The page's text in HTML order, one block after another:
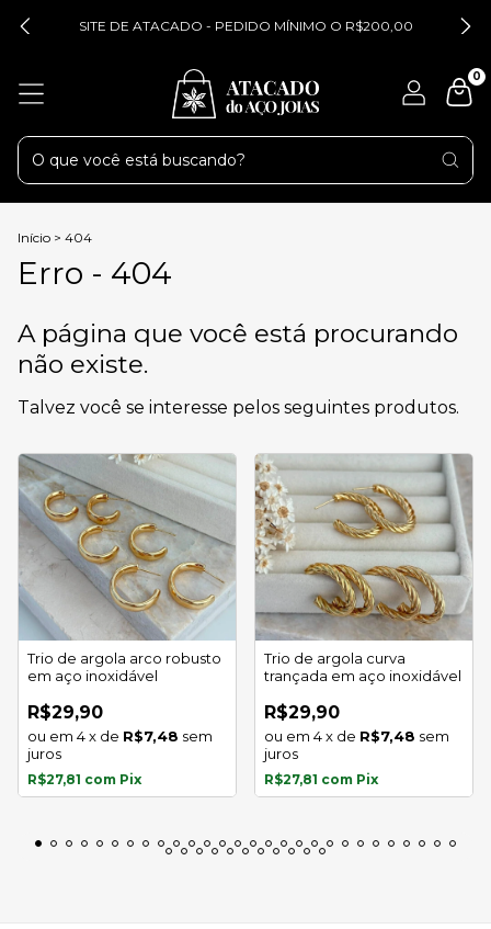
SITE DE ATACADO - PEDIDO MÍNIMO O R$200,00
0
Início > 404
Erro - 404
A página que você está procurando
não existe.
Talvez você se interesse pelos seguintes produtos.
Trio de argola arco robusto
em aço inoxidável
R$29,90
4x de R$7,48 sem
juros
R$27,81 com Pix
Trio de argola curva
trançada em aço inoxidável
R$29,90
4x de R$7,48 sem
juros
R$27,81 com Pix